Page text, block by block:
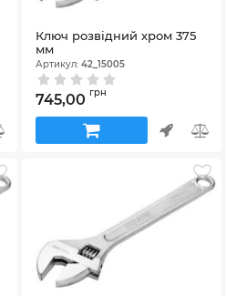
Ключ розвідний хром 375
мм
Артикул: 42_15005
745,00 грн